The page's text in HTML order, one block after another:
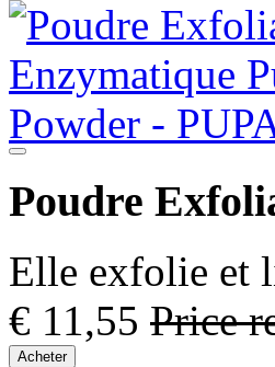
Poudre
Elle exfolie et
€ 11,55 Price
Acheter